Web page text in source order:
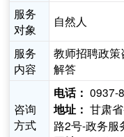
服务
对象
自然人
服务
内容
教师招聘政
解答
咨询
方式
电话： 0937-
地址： 甘肃
路2号-政务服